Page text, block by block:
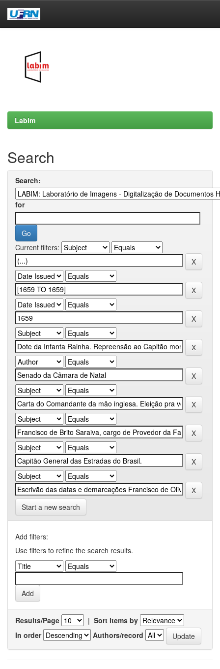
Labim
Search
Search:
for
Current filters:
Start a new search
Add filters:
Use filters to refine the search results.
Results/Page | Sort items by
In order
Authors/record